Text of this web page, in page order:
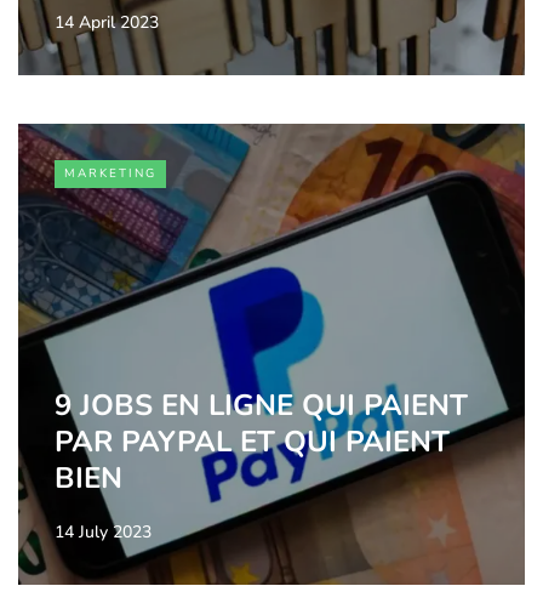
14 April 2023
MARKETING
9 JOBS EN LIGNE QUI PAIENT
PAR PAYPAL ET QUI PAIENT
BIEN
14 July 2023